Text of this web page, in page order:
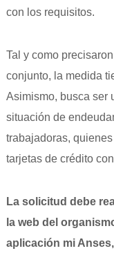
con los requisitos.
Tal y como
conjunto, la medida
Asimismo, busca ser
situación de
trabajadoras,
tarjetas de crédito
La solicitud debe
la web del
aplicación mi